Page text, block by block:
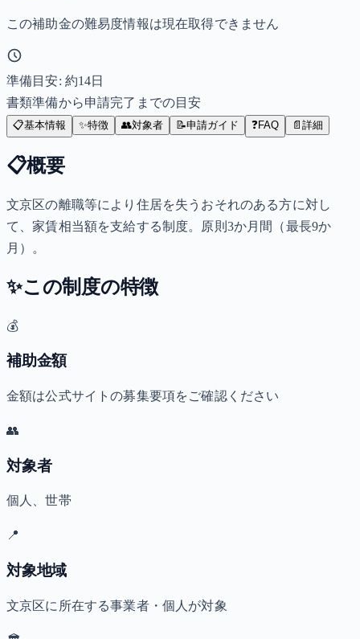
この補助金の難易度情報は現在取得できません
準備目安: 約14日
書類準備から申請完了までの目安
📋基本情報 ✨特徴 👥対象者 📝申請ガイド ❓FAQ 📄 詳細
📋概要
文京区の離職等により住居を失うおそれのある方に対し
て、家賃相当額を支給する制度。原則3か月間（最長9か
月）。
✨この制度の特徴
💰
補助金額
金額は公式サイトの募集要項をご確認ください
👥
対象者
個人、世帯
📍
対象地域
文京区に所在する事業者・個人が対象